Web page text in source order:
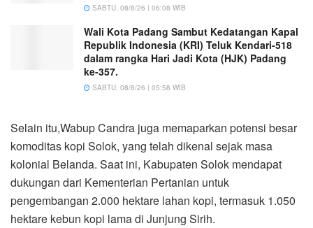
SABTU, 08/8/26 | 06:08 WIB
Wali Kota Padang Sambut Kedatangan Kapal
Republik Indonesia (KRI) Teluk Kendari-518
dalam rangka Hari Jadi Kota (HJK) Padang
ke-357.
SABTU, 08/8/26 | 05:58 WIB
Selain itu,Wabup Candra juga memaparkan potensi besar
komoditas kopi Solok, yang telah dikenal sejak masa
kolonial Belanda. Saat ini, Kabupaten Solok mendapat
dukungan dari Kementerian Pertanian untuk
pengembangan 2.000 hektare lahan kopi, termasuk 1.050
hektare kebun kopi lama di Junjung Sirih.